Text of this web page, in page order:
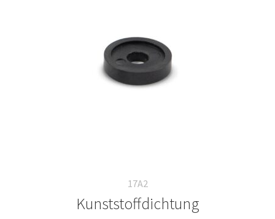
17A2
Kunststoffdichtung